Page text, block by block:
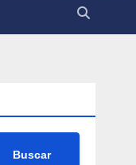
Buscar